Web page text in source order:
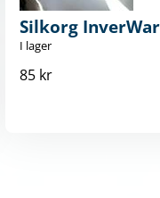
Silkorg
I lager
85 kr